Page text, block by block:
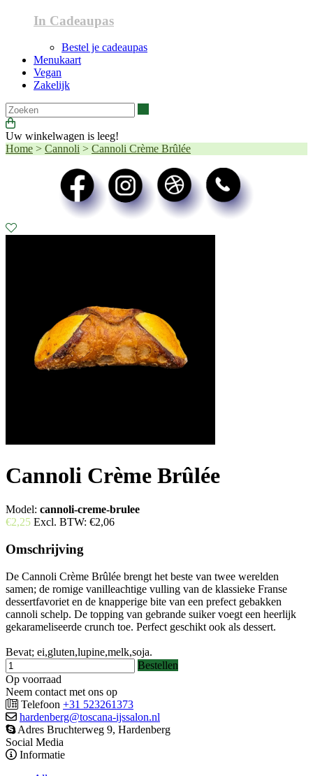
In Cadeaupas
Bestel je cadeaupas
Menukaart
Vegan
Zakelijk
Uw winkelwagen is leeg!
Home > Cannoli > Cannoli Crème Brûlée
Cannoli Crème Brûlée
Model: cannoli-creme-brulee
€2,25 Excl. BTW: €2,06
Omschrijving
De Cannoli Crème Brûlée brengt het beste van twee werelden
samen; de romige vanilleachtige vulling van de klassieke Franse
dessertfavoriet en de knapperige bite van een prefect gebakken
cannoli schelp. De topping van gebrande suiker voegt een heerlijk
gekarameliseerde crunch toe. Perfect geschikt ook als dessert.
Bevat; ei,gluten,lupine,melk,soja.
Bestellen
Op voorraad
Neem contact met ons op
Telefoon +31 523261373
hardenberg@toscana-ijssalon.nl
Adres Bruchterweg 9, Hardenberg
Social Media
Informatie